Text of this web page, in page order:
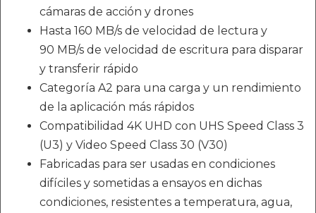
cámaras de acción y drones
Hasta 160 MB/s de velocidad de lectura y
90 MB/s de velocidad de escritura para disparar
y transferir rápido
Categoría A2 para una carga y un rendimiento
de la aplicación más rápidos
Compatibilidad 4K UHD con UHS Speed Class 3
(U3) y Video Speed Class 30 (V30)
Fabricadas para ser usadas en condiciones
difíciles y sometidas a ensayos en dichas
condiciones, resistentes a temperatura, agua,